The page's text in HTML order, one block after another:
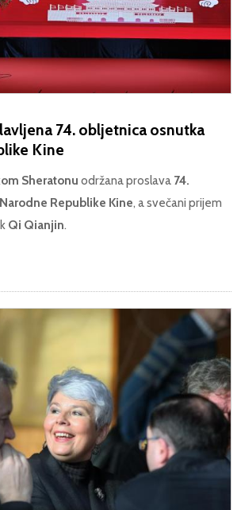
74. obljetnica osnutka
Kine
Sheratonu održana proslava 74.
Republike Kine, a svečani prijem
Qi Qianjin.